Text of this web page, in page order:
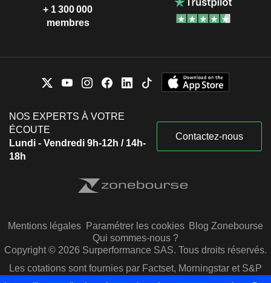
+ 1 300 000
membres
NOS EXPERTS À VOTRE
ÉCOUTE
Lundi - Vendredi 9h-12h / 14h-
18h
Contactez-nous
Mentions légales Paramétrer les cookies Blog Zonebourse
Qui sommes-nous ?
Copyright © 2026 Surperformance SAS. Tous droits réservés.
Les cotations sont fournies par Factset, Morningstar et S&P
Capital IQ